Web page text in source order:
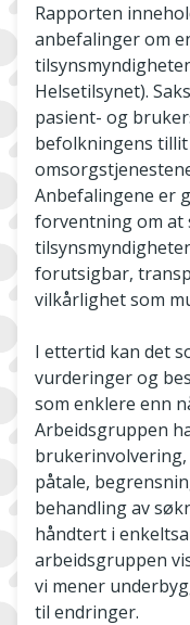
Rapporten
anbefalinger om
Helsetilsynet).
pasient- og
befolkningens
Anbefalingene er
forventning om at
forutsigbar,
vilkårlighet som
I ettertid kan det
vurderinger og
som enklere enn
Arbeidsgruppen
påtale,
behandling av
håndtert i
arbeidsgruppen
vi mener
til endringer.